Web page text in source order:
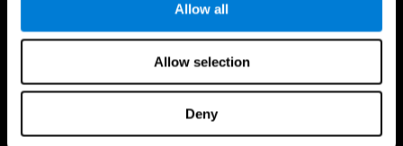
Allow all
Allow selection
Deny
אפליקציית קוגניפיט